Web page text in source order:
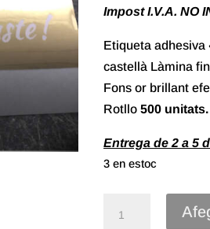
Impost I.V.A. NO
Etiqueta adhesiva
castellà Làmina
Fons or brillant
Rotllo500 unitats.
Entrega de 2 a 5
3 en estoc